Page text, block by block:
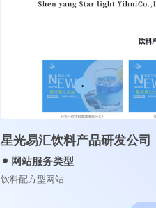
沈阳古泉源环保设备有限公司
网站服务类型
水处理营销型网站